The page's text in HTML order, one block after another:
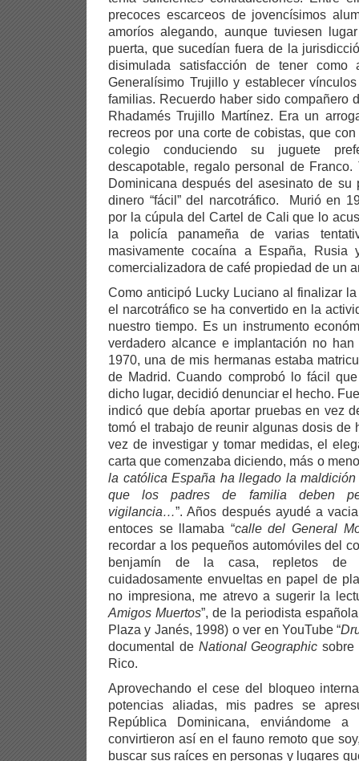
precoces escarceos de jovencísimos
amoríos alegando, aunque tuviesen
puerta, que sucedían fuera de la
disimulada satisfacción de tener como
Generalísimo Trujillo y establecer
familias. Recuerdo haber sido compañero
Rhadamés Trujillo Martínez. Era un
recreos por una corte de cobistas, que
colegio conduciendo su juguete
descapotable, regalo personal de
Dominicana después del asesinato de su
dinero “fácil” del narcotráfico. Murió en
por la cúpula del Cartel de Cali que lo
la policía panameña de varias
masivamente cocaína a España,
comercializadora de café propiedad de un
Como anticipó Lucky Luciano al finalizar
el narcotráfico se ha convertido en la
nuestro tiempo. Es un instrumento
verdadero alcance e implantación no
1970, una de mis hermanas estaba
de Madrid. Cuando comprobó lo fácil
dicho lugar, decidió denunciar el hecho.
indicó que debía aportar pruebas en vez
tomó el trabajo de reunir algunas dosis de
vez de investigar y tomar medidas, el
carta que comenzaba diciendo, más o
la católica España ha llegado la
que los padres de familia deben
vigilancia…”. Años después ayudé a
entoces se llamaba “calle del General
recordar a los pequeños automóviles del
benjamín de la casa, repletos de
cuidadosamente envueltas en papel de
no impresiona, me atrevo a sugerir la
Amigos Muertos”, de la periodista
Plaza y Janés, 1998) o ver en YouTube “
documental de National Geographic sobre
Rico.
Aprovechando el cese del bloqueo
potencias aliadas, mis padres se
República Dominicana, enviándome
convirtieron así en el fauno remoto que
buscar sus raíces en personas y lugares